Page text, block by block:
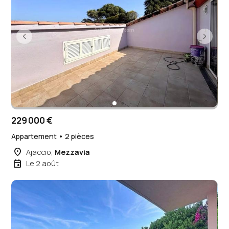
229 000 €
Appartement • 2 pièces
place Ajaccio, Mezzavia
event Le 2 août